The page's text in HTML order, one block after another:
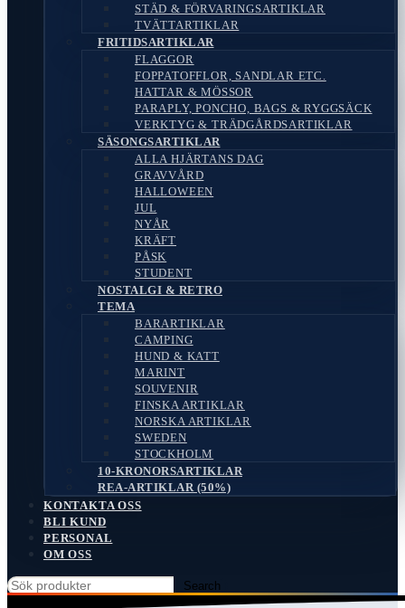
STÄD & FÖRVARINGSARTIKLAR
TVÄTTARTIKLAR
FRITIDSARTIKLAR
FLAGGOR
FOPPATOFFLOR, SANDLAR ETC.
HATTAR & MÖSSOR
PARAPLY, PONCHO, BAGS & RYGGSÄCK
VERKTYG & TRÄDGÅRDSARTIKLAR
SÄSONGSARTIKLAR
ALLA HJÄRTANS DAG
GRAVVÅRD
HALLOWEEN
JUL
NYÅR
KRÄFT
PÅSK
STUDENT
NOSTALGI & RETRO
TEMA
BARARTIKLAR
CAMPING
HUND & KATT
MARINT
SOUVENIR
FINSKA ARTIKLAR
NORSKA ARTIKLAR
SWEDEN
STOCKHOLM
10-KRONORSARTIKLAR
REA-ARTIKLAR (50%)
KONTAKTA OSS
BLI KUND
PERSONAL
OM OSS
Search